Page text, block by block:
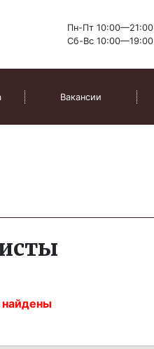
Пн-Пт 10:00—21:00
Сб-Вс 10:00—19:00
Вакансии